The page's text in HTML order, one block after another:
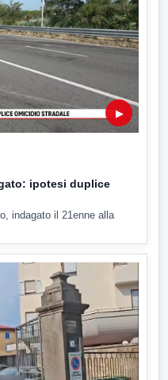
▶
ipotesi duplice
indagato il 21enne alla